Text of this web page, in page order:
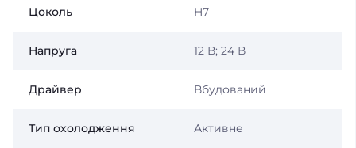
Цоколь H7
Напруга 12 В; 24 В
Драйвер Вбудований
Тип охолодження Активне